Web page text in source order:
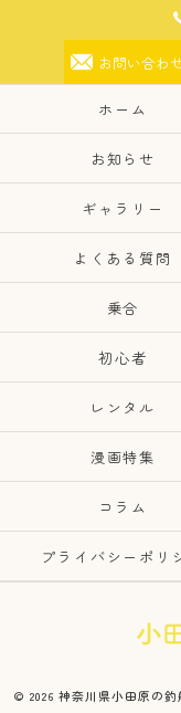
お問い合わ
ホーム
お知らせ
ギャラリー
よくある質問
乗合
初心者
レンタル
漫画特集
コラム
プライバシーポリ
© 2026 神奈川県小田原の